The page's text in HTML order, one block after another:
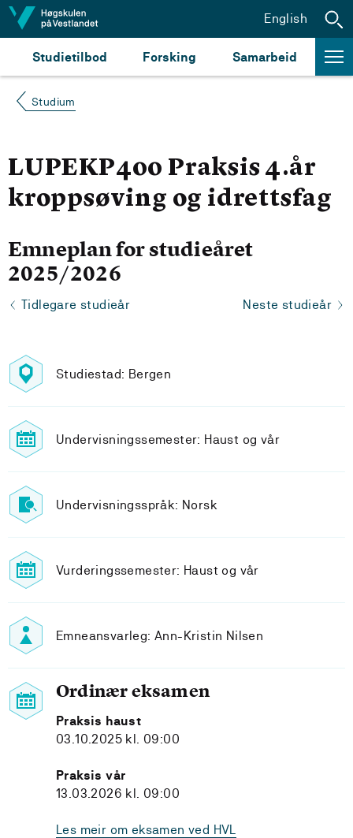
Hopp til innhald
Studietilbod Forsking Samarbeid
English
Studium
LUPEKP400 Praksis 4.år
kroppsøving og idrettsfag
Emneplan for studieåret
2025/2026
Tidlegare studieår Neste studieår
Studiestad: Bergen
Undervisningssemester: Haust og vår
Undervisningsspråk: Norsk
Vurderingssemester: Haust og vår
Emneansvarleg: Ann-Kristin Nilsen
Ordinær eksamen
Praksis haust
03.10.2025 kl. 09:00
Praksis vår
13.03.2026 kl. 09:00
Les meir om eksamen ved HVL